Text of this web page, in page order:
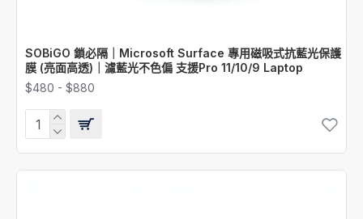
SOBiGO 鎖必隔｜Microsoft Surface 專用磁吸式抗藍光保護
膜 (亮面高透)｜濾藍光不色偏 支援Pro 11/10/9 Laptop
$480 - $880